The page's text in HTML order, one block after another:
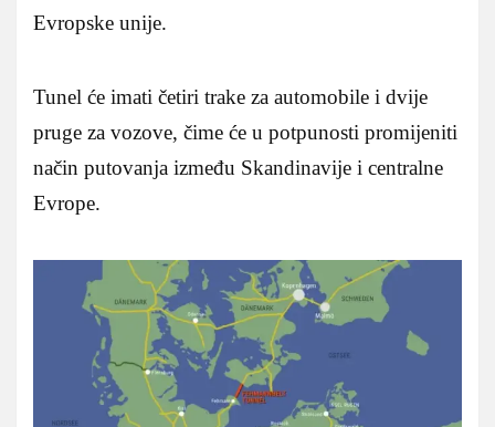
Evropske unije.
Tunel će imati četiri trake za automobile i dvije
pruge za vozove, čime će u potpunosti promijeniti
način putovanja između Skandinavije i centralne
Evrope.